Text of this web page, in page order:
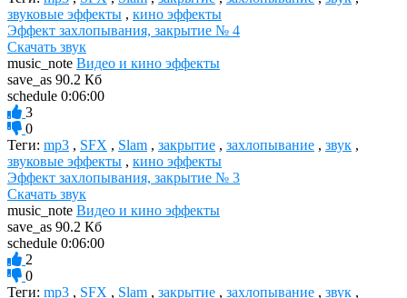
звуковые эффекты , кино эффекты
Эффект захлопывания, закрытие № 4
Скачать звук
music_note Видео и кино эффекты
save_as 90.2 Кб
schedule 0:06:00
3
0
Теги: mp3 , SFX , Slam , закрытие , захлопывание , звук ,
звуковые эффекты , кино эффекты
Эффект захлопывания, закрытие № 3
Скачать звук
music_note Видео и кино эффекты
save_as 90.2 Кб
schedule 0:06:00
2
0
Теги: mp3 , SFX , Slam , закрытие , захлопывание , звук ,